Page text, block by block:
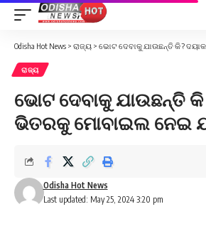
Odisha Hot News > ରାଜ୍ୟ > ଭୋଟ ଦେବାକୁ ଯାଉଛନ୍ତି କି ? ଦୟାକରି
ରାଜ୍ୟ
ଭୋଟ ଦେବାକୁ ଯାଉଛନ୍ତି
ଭିତରକୁ ମୋବାଇଲ ନେଇ
Last updated: May 25, 2024 3:20 pm
Odisha Hot News